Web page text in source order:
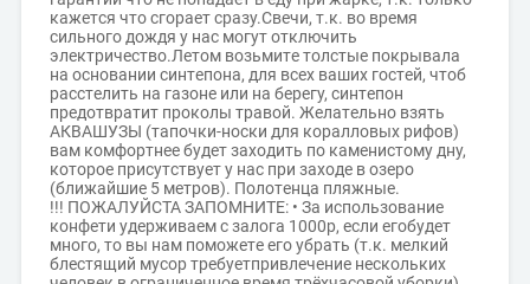
кажется что сгорает сразу.Свечи, т.к. во время
сильного дождя у нас могут отключить
электричество.Летом возьмите толстые покрывала
на основании синтепона, для всех ваших гостей, чтоб
расстелить на газоне или на берегу, синтепон
предотвратит проколы травой. Желательно взять
АКВАШУЗЫ (тапочки-носки для коралловых рифов)
вам комфортнее будет заходить по каменистому дну,
которое присутствует у нас при заходе в озеро
(ближайшие 5 метров). Полотенца пляжные.
!!! ПОЖАЛУЙСТА ЗАПОМНИТЕ: • За использование
конфети удерживаем с залога 1000р, если егобудет
много, то вы нам поможете его убрать (т.к. мелкий
блестящий мусор требуетпривлечение нескольких